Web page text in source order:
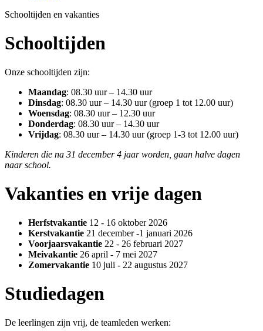
Schooltijden en vakanties
Schooltijden
Onze schooltijden zijn:
Maandag: 08.30 uur – 14.30 uur
Dinsdag: 08.30 uur – 14.30 uur (groep 1 tot 12.00 uur)
Woensdag: 08.30 uur – 12.30 uur
Donderdag: 08.30 uur – 14.30 uur
Vrijdag: 08.30 uur – 14.30 uur (groep 1-3 tot 12.00 uur)
Kinderen die na 31 december 4 jaar worden, gaan halve dagen
naar school.
Vakanties en vrije dagen
Herfstvakantie 12 - 16 oktober 2026
Kerstvakantie 21 december -1 januari 2026
Voorjaarsvakantie 22 - 26 februari 2027
Meivakantie 26 april - 7 mei 2027
Zomervakantie 10 juli - 22 augustus 2027
Studiedagen
De leerlingen zijn vrij, de teamleden werken: